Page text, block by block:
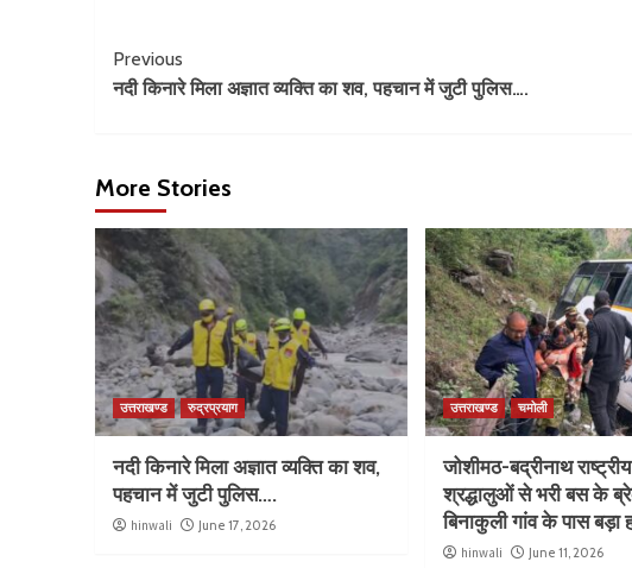
Previous
नदी किनारे मिला अज्ञात व्यक्ति का शव, पहचान में जुटी पुलिस….
More Stories
उत्तराखण्ड रुद्रप्रयाग
नदी किनारे मिला अज्ञात व्यक्ति का शव,
पहचान में जुटी पुलिस….
hinwali June 17, 2026
उत्तराखण्ड चमोली
जोशीमठ-बद्रीनाथ राष्ट्रीय
श्रद्धालुओं से भरी बस के
बिनाकुली गांव के पास बड़ा
hinwali June 11, 2026